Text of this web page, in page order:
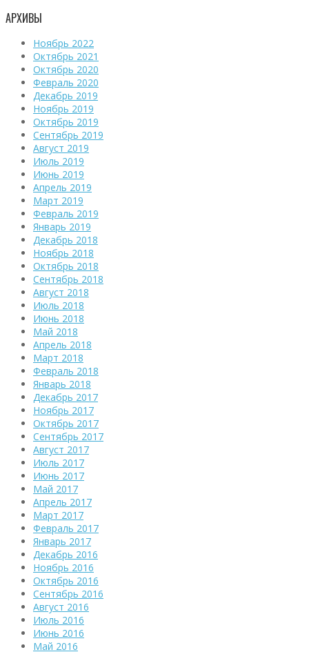
АРХИВЫ
Ноябрь 2022
Октябрь 2021
Октябрь 2020
Февраль 2020
Декабрь 2019
Ноябрь 2019
Октябрь 2019
Сентябрь 2019
Август 2019
Июль 2019
Июнь 2019
Апрель 2019
Март 2019
Февраль 2019
Январь 2019
Декабрь 2018
Ноябрь 2018
Октябрь 2018
Сентябрь 2018
Август 2018
Июль 2018
Июнь 2018
Май 2018
Апрель 2018
Март 2018
Февраль 2018
Январь 2018
Декабрь 2017
Ноябрь 2017
Октябрь 2017
Сентябрь 2017
Август 2017
Июль 2017
Июнь 2017
Май 2017
Апрель 2017
Март 2017
Февраль 2017
Январь 2017
Декабрь 2016
Ноябрь 2016
Октябрь 2016
Сентябрь 2016
Август 2016
Июль 2016
Июнь 2016
Май 2016